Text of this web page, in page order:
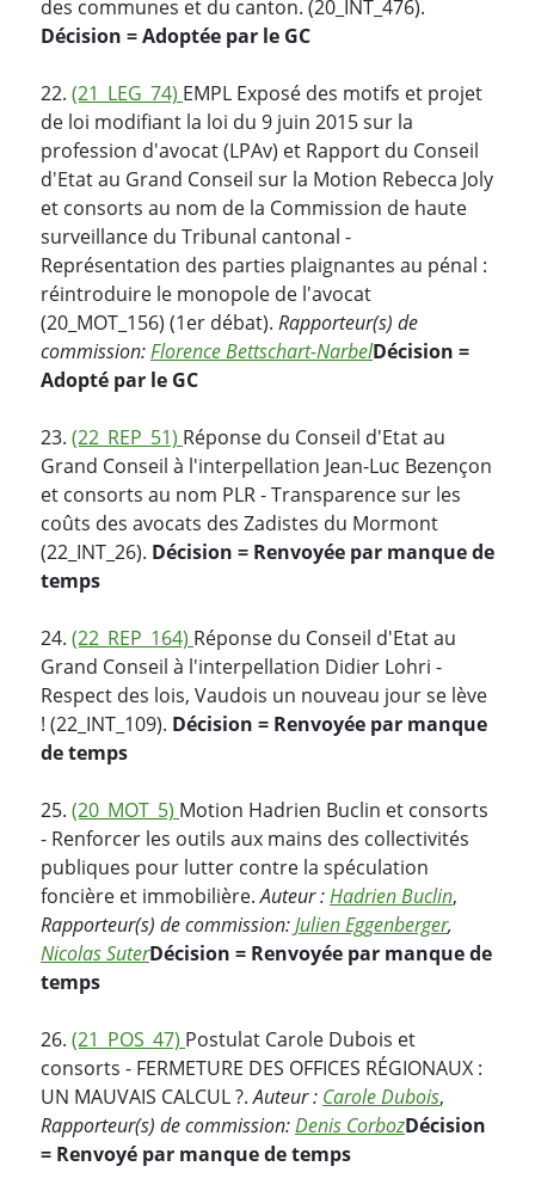
des communes et du canton. (20_INT_476).
Décision = Adoptée par le GC
22. (21_LEG_74) EMPL Exposé des motifs et projet
de loi modifiant la loi du 9 juin 2015 sur la
profession d'avocat (LPAv) et Rapport du Conseil
d'Etat au Grand Conseil sur la Motion Rebecca Joly
et consorts au nom de la Commission de haute
surveillance du Tribunal cantonal -
Représentation des parties plaignantes au pénal :
réintroduire le monopole de l'avocat
(20_MOT_156) (1er débat). Rapporteur(s) de
commission:Florence Bettschart-NarbelDécision =
Adopté par le GC
23. (22_REP_51) Réponse du Conseil d'Etat au
Grand Conseil à l'interpellation Jean-Luc Bezençon
et consorts au nom PLR - Transparence sur les
coûts des avocats des Zadistes du Mormont
(22_INT_26). Décision = Renvoyée par manque de
temps
24. (22_REP_164) Réponse du Conseil d'Etat au
Grand Conseil à l'interpellation Didier Lohri -
Respect des lois, Vaudois un nouveau jour se lève
! (22_INT_109). Décision = Renvoyée par manque
de temps
25. (20_MOT_5) Motion Hadrien Buclin et consorts
- Renforcer les outils aux mains des collectivités
publiques pour lutter contre la spéculation
foncière et immobilière.Auteur :Hadrien Buclin,
Rapporteur(s) de commission:Julien Eggenberger,
Nicolas SuterDécision = Renvoyée par manque de
temps
26. (21_POS_47) Postulat Carole Dubois et
consorts - FERMETURE DES OFFICES RÉGIONAUX :
UN MAUVAIS CALCUL ?.Auteur : Carole Dubois,
Rapporteur(s) de commission:Denis CorbozDécision
= Renvoyé par manque de temps